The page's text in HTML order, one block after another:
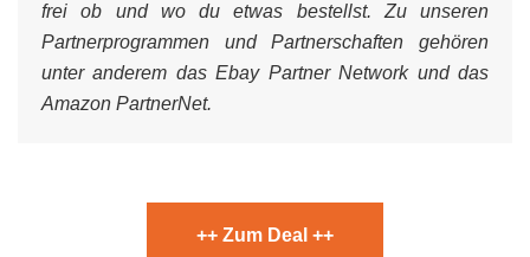
frei ob und wo du etwas bestellst. Zu unseren
Partnerprogrammen und Partnerschaften gehören
unter anderem das Ebay Partner Network und das
Amazon PartnerNet.
++ Zum Deal ++